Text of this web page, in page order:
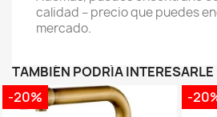
calidad – precio que puedes
mercado.
TAMBIÉN PODRÍA INTERESARLE
-20% -